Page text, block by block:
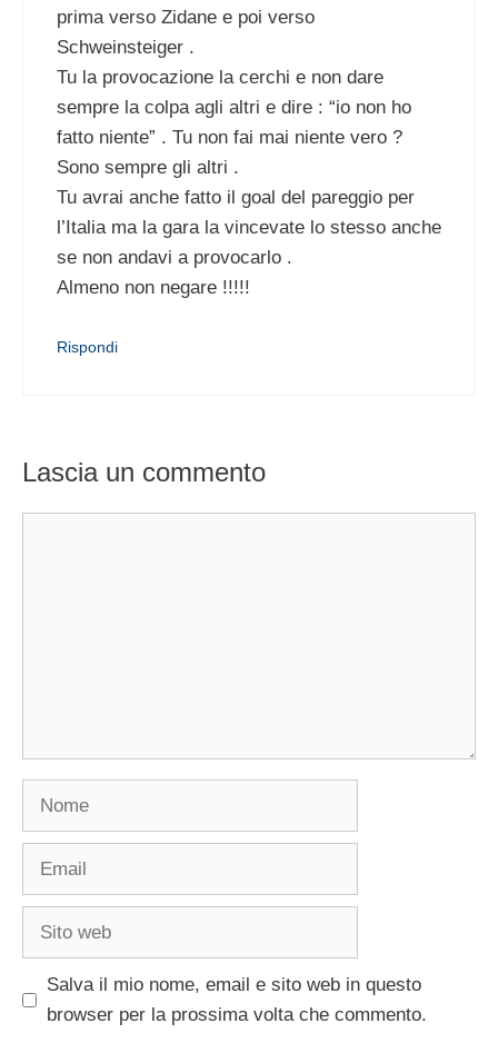
prima verso Zidane e poi verso
Schweinsteiger .
Tu la provocazione la cerchi e non dare
sempre la colpa agli altri e dire : “io non ho
fatto niente” . Tu non fai mai niente vero ?
Sono sempre gli altri .
Tu avrai anche fatto il goal del pareggio per
l’Italia ma la gara la vincevate lo stesso anche
se non andavi a provocarlo .
Almeno non negare !!!!!
Rispondi
Lascia un commento
Nome
Email
Sito
Salva il mio nome, email e sito web in questo
browser per la prossima volta che commento.